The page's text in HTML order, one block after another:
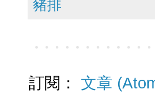
豬排
訂閱： 文章